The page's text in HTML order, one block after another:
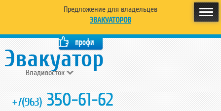
Предложение для владельцев
ЭВАКУАТОРОВ
Владивосток
+7(963) 350-61-62